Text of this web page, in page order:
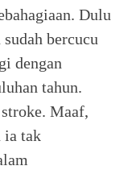
Dulu
bercucu
dengan
tahun.
Maaf,
ia tak